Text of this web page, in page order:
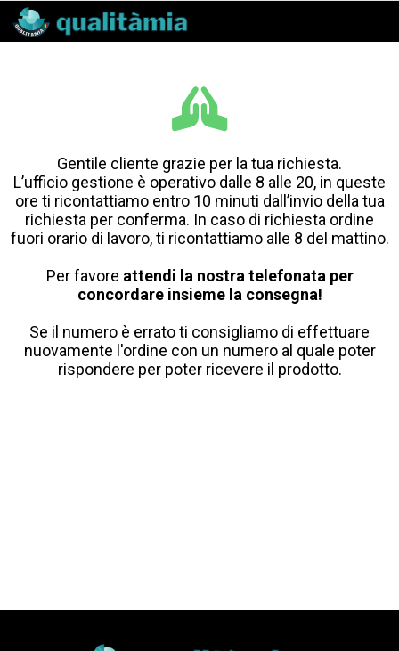
Gentile cliente grazie per la tua richiesta.
L’ufficio gestione è operativo dalle 8 alle 20, in queste
ore ti ricontattiamo entro 10 minuti dall’invio della tua
richiesta per conferma. In caso di richiesta ordine
fuori orario di lavoro, ti ricontattiamo alle 8 del mattino.
Per favore attendi la nostra telefonata per
concordare insieme la consegna!
Se il numero è errato ti consigliamo di effettuare
nuovamente l'ordine con un numero al quale poter
rispondere per poter ricevere il prodotto.